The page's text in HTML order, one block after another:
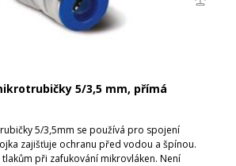
5/3,5 mm, přímá
5/3,5mm se používá pro spojení
zajišťuje ochranu před vodou a špínou.
tlakům při zafukování mikrovláken. Není